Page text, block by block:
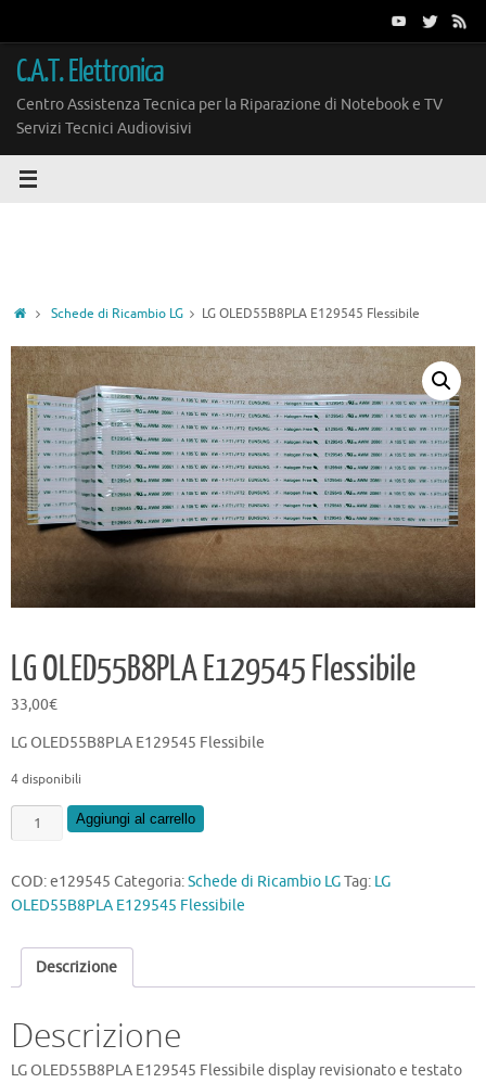
contenuto
C.A.T. Elettronica
Centro Assistenza Tecnica per la Riparazione di Notebook e TV
Servizi Tecnici Audiovisivi
HomeSchede di Ricambio LG LG OLED55B8PLA E129545 Flessibile
LG OLED55B8PLA E129545 Flessibile
33,00€
LG OLED55B8PLA E129545 Flessibile
4 disponibili
OLED55B8PLA
Flessibile
quantità
Aggiungi al carrello
COD:e129545 Categoria:Schede di Ricambio LGTag: LG
OLED55B8PLA E129545 Flessibile
Descrizione
Descrizione
LG OLED55B8PLA E129545 Flessibile display revisionato e testato